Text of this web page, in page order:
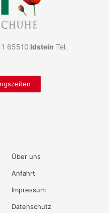
1 65510 Idstein Tel.
Über uns
Anfahrt
Impressum
Datenschutz